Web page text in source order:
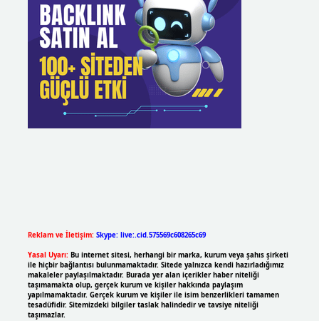
Reklam ve İletişim: Skype: live:.cid.575569c608265c69
Yasal Uyarı: Bu internet sitesi, herhangi bir marka, kurum veya şahıs şirketi
ile hiçbir bağlantısı bulunmamaktadır. Sitede yalnızca kendi hazırladığımız
makaleler paylaşılmaktadır. Burada yer alan içerikler haber niteliği
taşımamakta olup, gerçek kurum ve kişiler hakkında paylaşım
yapılmamaktadır. Gerçek kurum ve kişiler ile isim benzerlikleri tamamen
tesadüfidir. Sitemizdeki bilgiler taslak halindedir ve tavsiye niteliği
taşımazlar.